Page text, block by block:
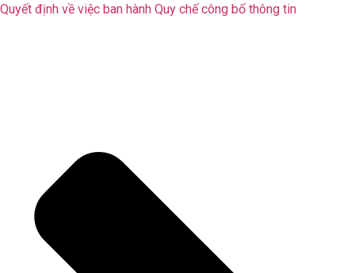
Quyết định về việc ban hành Quy chế công bố thông tin